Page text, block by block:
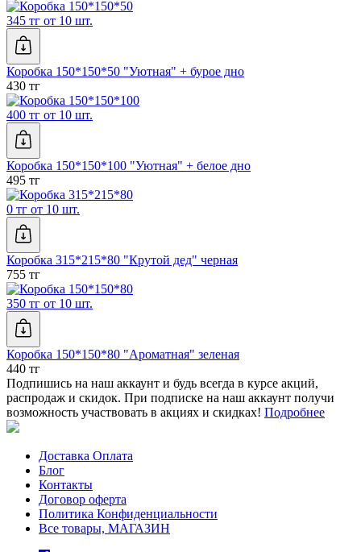
345 тг от 10 шт.
Коробка 150*150*50 "Уютная" + бурое дно
430 тг
400 тг от 10 шт.
Коробка 150*150*100 "Уютная" + белое дно
495 тг
0 тг от 10 шт.
Коробка 315*215*80 "Крутой дед" черная
755 тг
350 тг от 10 шт.
Коробка 150*150*80 "Ароматная" зеленая
440 тг
Подпишись на наш аккаунт и будь всегда в курсе акций,
распродаж и скидок. При подписке на наш аккаунт получи
возможность участвовать в акциях и скидках! Подробнее
Доставка Оплата
Блог
Контакты
Договор оферта
Политика Конфиденциальности
Все товары, МАГАЗИН